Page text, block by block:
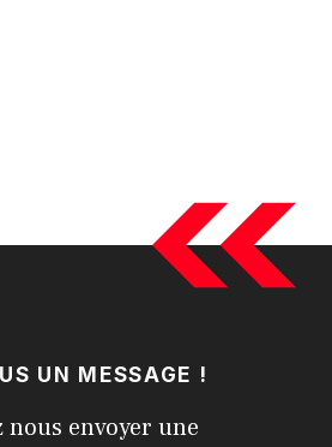
UN MESSAGE !
nous envoyer une